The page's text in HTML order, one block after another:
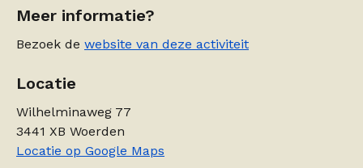
Meer informatie?
Bezoek de website van deze activiteit
Locatie
Wilhelminaweg 77
3441 XB Woerden
Locatie op Google Maps